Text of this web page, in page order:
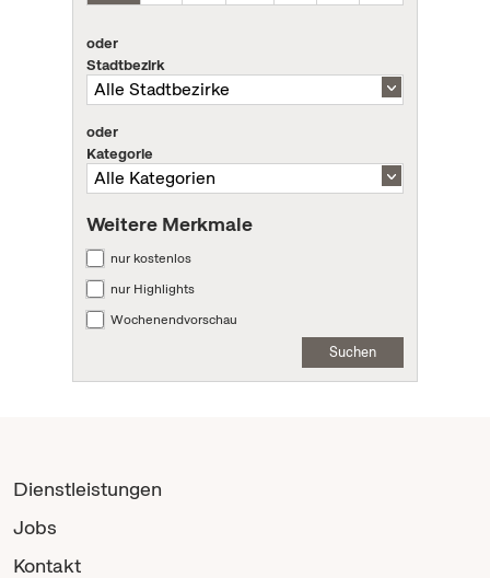
oder
Stadtbezirk
oder
Kategorie
Weitere Merkmale
nur kostenlos
nur Highlights
Wochenendvorschau
Suchen
Dienstleistungen
Jobs
Kontakt